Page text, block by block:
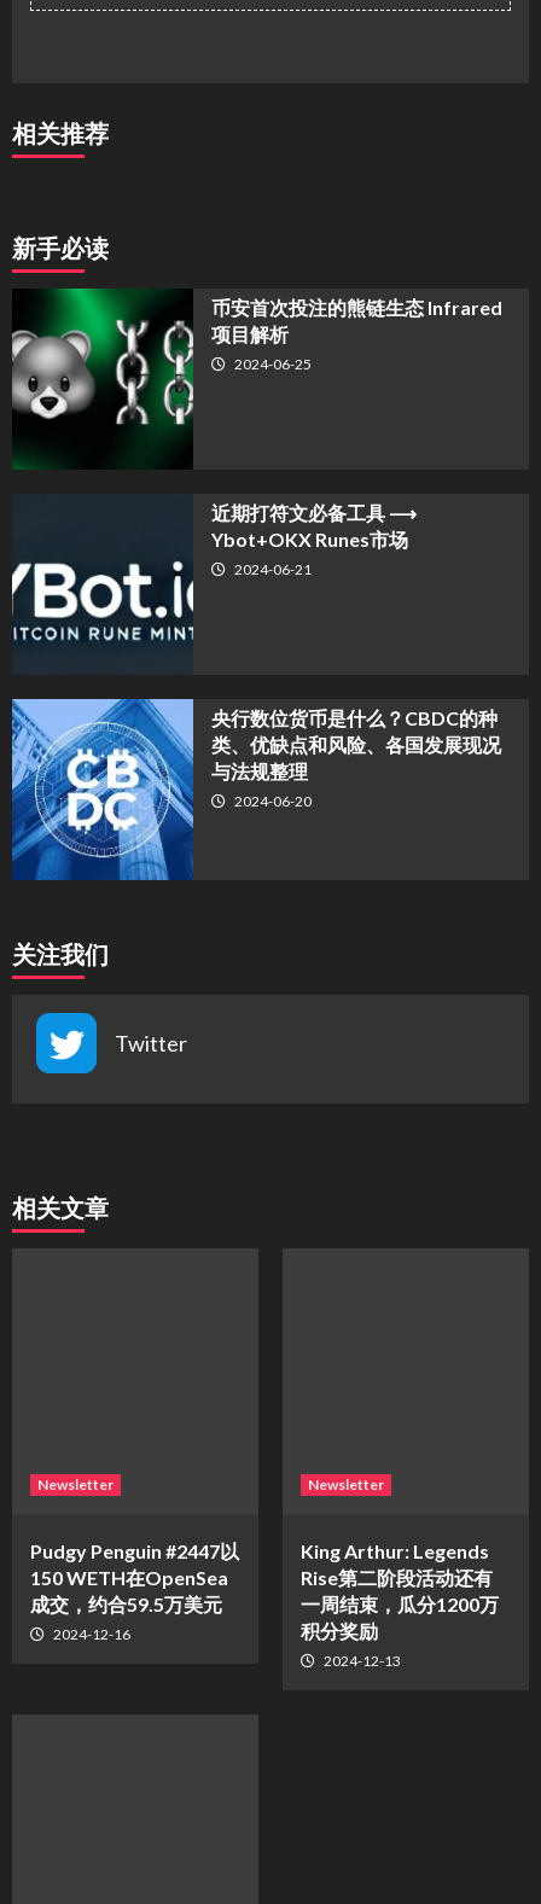
相关推荐
新手必读
币安首次投注的熊链生态 Infrared
项目解析
2024-06-25
近期打符文必备工具 ⟶
Ybot+OKX Runes市场
2024-06-21
央行数位货币是什么？CBDC的种
类、优缺点和风险、各国发展现况
与法规整理
2024-06-20
关注我们
Twitter
相关文章
Newsletter
Pudgy Penguin #2447以
150 WETH在OpenSea
成交，约合59.5万美元
2024-12-16
Newsletter
King Arthur: Legends
Rise第二阶段活动还有
一周结束，瓜分1200万
积分奖励
2024-12-13